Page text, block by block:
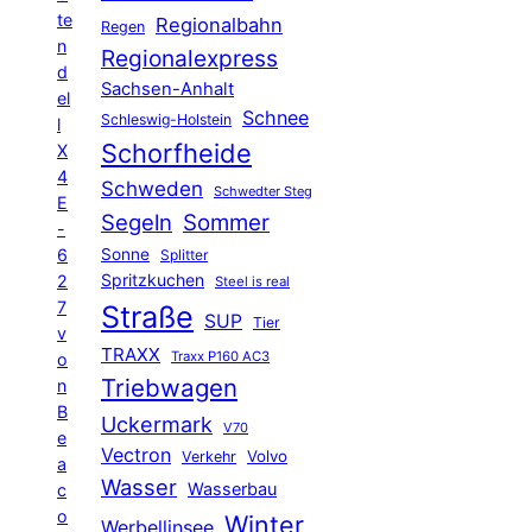
te
n
d
el
l
X
4
E
-
6
2
7
v
o
n
B
e
a
c
o
Regen Regionalbahn
Regionalexpress
Sachsen-Anhalt
Schleswig-Holstein Schnee
Schorfheide
Schweden Schwedter Steg
Segeln Sommer
Sonne Splitter
Spritzkuchen Steel is real
Straße SUP Tier
TRAXX Traxx P160 AC3
Triebwagen
Uckermark V70
Vectron Verkehr Volvo
Wasser Wasserbau
Winter